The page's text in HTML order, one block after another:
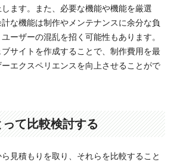
ます。また、必要な機能や機能を厳選
な機能は制作やメンテナンスに余分な負
ーザーの混乱を招く可能性もあります。
サイトを作成することで、制作費用を最
エクスペリエンスを向上させることがで
て比較検討する
見積もりを取り、それらを比較すること